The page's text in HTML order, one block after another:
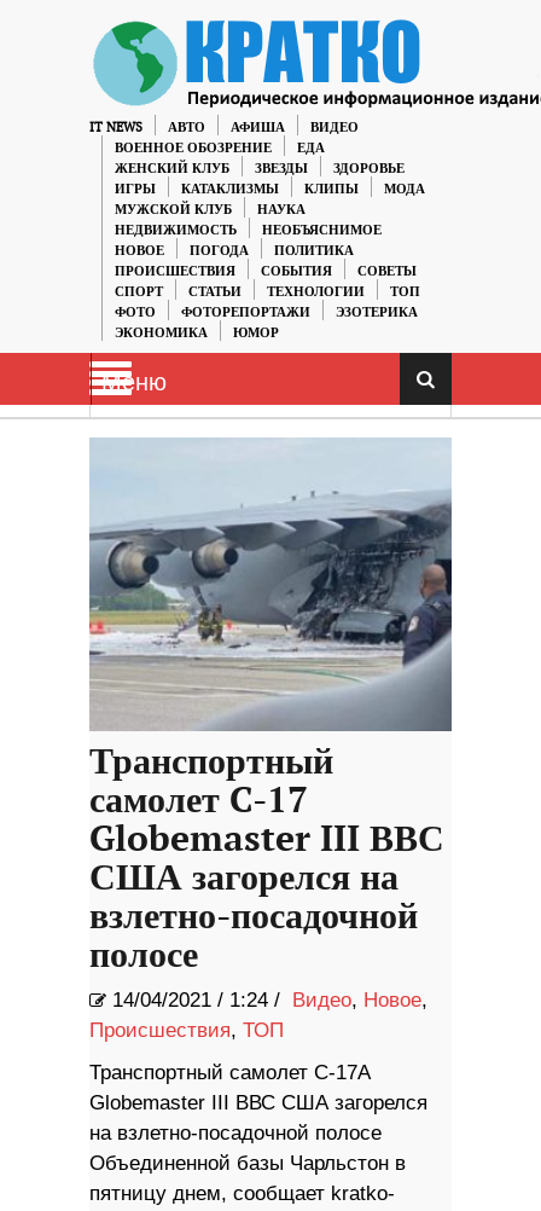
IT NEWS АВТО АФИША
ВИДЕО
ВОЕННОЕ ОБОЗРЕНИЕ
ЕДА
ЖЕНСКИЙ КЛУБ
ЗВЕЗДЫ
ЗДОРОВЬЕ
ИГРЫ
КАТАКЛИЗМЫ КЛИПЫ
МОДА
МУЖСКОЙ КЛУБ
НАУКА
НЕДВИЖИМОСТЬ
НЕОБЪЯСНИМОЕ
НОВОЕ
ПОГОДА
ПОЛИТИКА
ПРОИСШЕСТВИЯ
СОБЫТИЯ
СОВЕТЫ
СПОРТ
СТАТЬИ ТЕХНОЛОГИИ
ТОП
ФОТО
ФОТОРЕПОРТАЖИ
ЭЗОТЕРИКА
ЭКОНОМИКА
ЮМОР
Меню
Транспортный
самолет C-17
Globemaster III ВВС
США загорелся на
взлетно-посадочной
полосе
14/04/2021 / 1:24 / Видео, Новое,
Происшествия, ТОП
Транспортный самолет C-17A
Globemaster III ВВС США загорелся
на взлетно-посадочной полосе
Объединенной базы Чарльстон в
пятницу днем, сообщает kratko-